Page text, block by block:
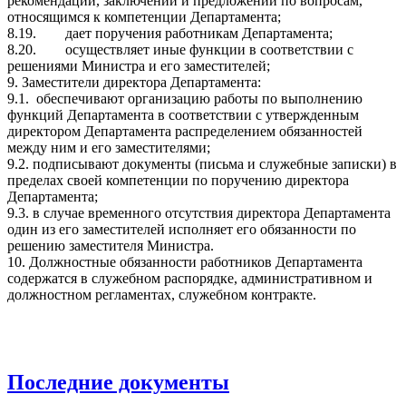
относящимся к компетенции Департамента;
8.19.
дает поручения работникам Департамента;
8.20.
осуществляет иные функции в соответствии с
решениями Министра и его заместителей;
9. Заместители директора Департамента:
9.1. обеспечивают организацию работы по выполнению
функций Департамента в соответствии с утвержденным
директором Департамента распределением обязанностей
между ним и его заместителями;
9.2. подписывают документы (письма и служебные записки) в
пределах своей компетенции по поручению директора
Департамента;
9.3. в случае временного отсутствия директора Департамента
один из его заместителей исполняет его обязанности по
решению заместителя Министра.
10. Должностные обязанности работников Департамента
содержатся в служебном распорядке, административном и
должностном регламентах, служебном контракте.
Последние документы